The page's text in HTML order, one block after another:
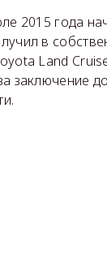
2015 года
в
Land
заключение